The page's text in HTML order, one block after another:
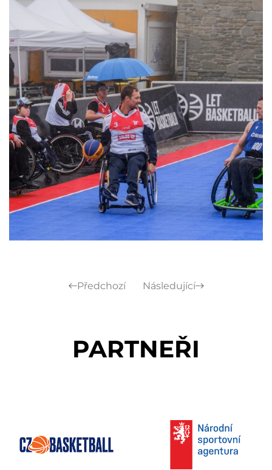
Předchozí Následující
PARTNEŘI